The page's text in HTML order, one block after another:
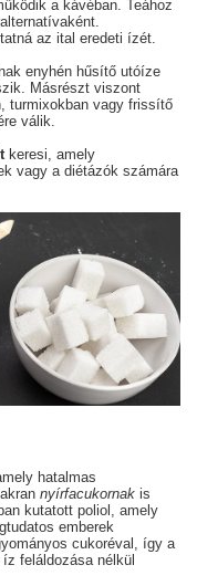
a kávéban. Teához
az ital eredeti ízét.
enyhén hűsítő utóíze
Másrészt viszont
turmixokban vagy frissítő
válik.
keresi, amely
vagy a diétázók számára
hatalmas
nyírfacukornak is
kutatott poliol, amely
emberek
cukoréval, így a
feláldozása nélkül